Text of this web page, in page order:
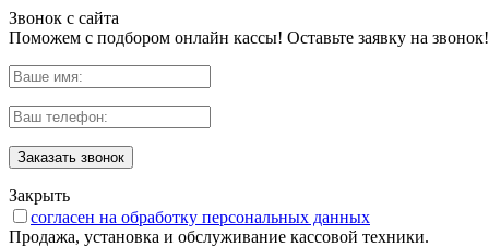
Звонок с сайта
Поможем с подбором онлайн кассы! Оставьте заявку на звонок!
Заказать звонок
Закрыть
согласен на обработку персональных данных
Продажа, установка и обслуживание кассовой техники.